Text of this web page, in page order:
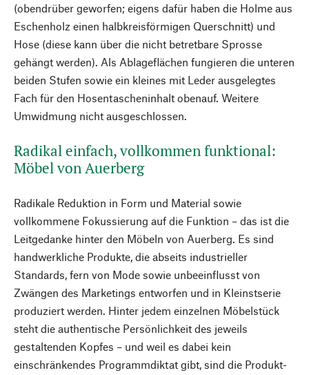
(obendrüber geworfen; eigens dafür haben die Holme aus
Eschenholz einen halbkreisförmigen Querschnitt) und
Hose (diese kann über die nicht betretbare Sprosse
gehängt werden). Als Ablageflächen fungieren die unteren
beiden Stufen sowie ein kleines mit Leder ausgelegtes
Fach für den Hosentascheninhalt obenauf. Weitere
Umwidmung nicht ausgeschlossen.
Radikal einfach, vollkommen funktional:
Möbel von Auerberg
Radikale Reduktion in Form und Material sowie
vollkommene Fokussierung auf die Funktion – das ist die
Leitgedanke hinter den Möbeln von Auerberg. Es sind
handwerkliche Produkte, die abseits industrieller
Standards, fern von Mode sowie unbeeinflusst von
Zwängen des Marketings entworfen und in Kleinstserie
produziert werden. Hinter jedem einzelnen Möbelstück
steht die authentische Persönlichkeit des jeweils
gestaltenden Kopfes – und weil es dabei kein
einschränkendes Programmdiktat gibt, sind die Produkt-